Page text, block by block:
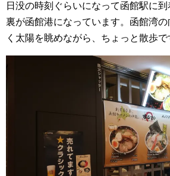
日没の時刻ぐらいになって函館駅に
裏が函館港になっています。函館湾
く太陽を眺めながら、ちょっと散歩で